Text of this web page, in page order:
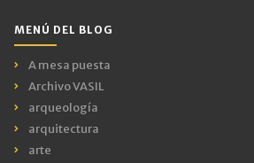
MENÚ DEL BLOG
A mesa puesta
Archivo VASIL
arqueología
arquitectura
arte